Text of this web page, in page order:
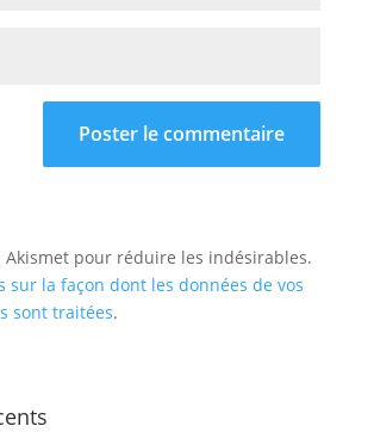
Akismet pour réduire les indésirables.
sur la façon dont les données de vos
sont traitées.